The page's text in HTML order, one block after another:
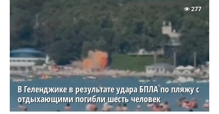
В Геленджике в результате удара БПЛА по пляжу с
отдыхающими погибли шесть человек
277